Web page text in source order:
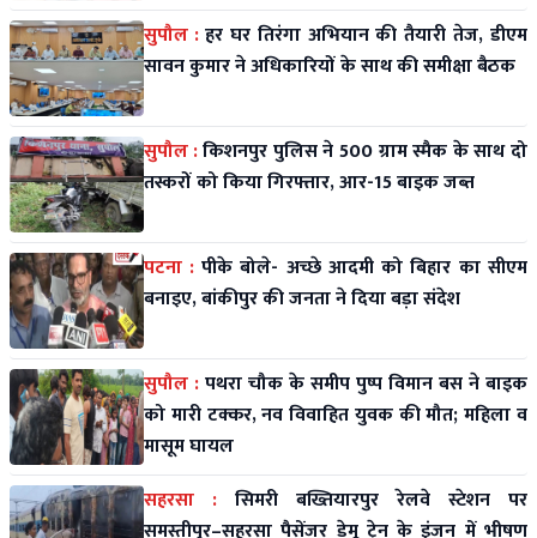
सुपौल :हर घर तिरंगा अभियान की तैयारी तेज, डीएम
सावन कुमार ने अधिकारियों के साथ की समीक्षा बैठक
सुपौल :किशनपुर पुलिस ने 500 ग्राम स्मैक के साथ दो
तस्करों को किया गिरफ्तार, आर-15 बाइक जब्त
पटना : पीके बोले- अच्छे आदमी को बिहार का सीएम
बनाइए, बांकीपुर की जनता ने दिया बड़ा संदेश
सुपौल :पथरा चौक के समीप पुष्प विमान बस ने बाइक
को मारी टक्कर, नव विवाहित युवक की मौत; महिला व
मासूम घायल
सहरसा : सिमरी बख्तियारपुर रेलवे स्टेशन पर